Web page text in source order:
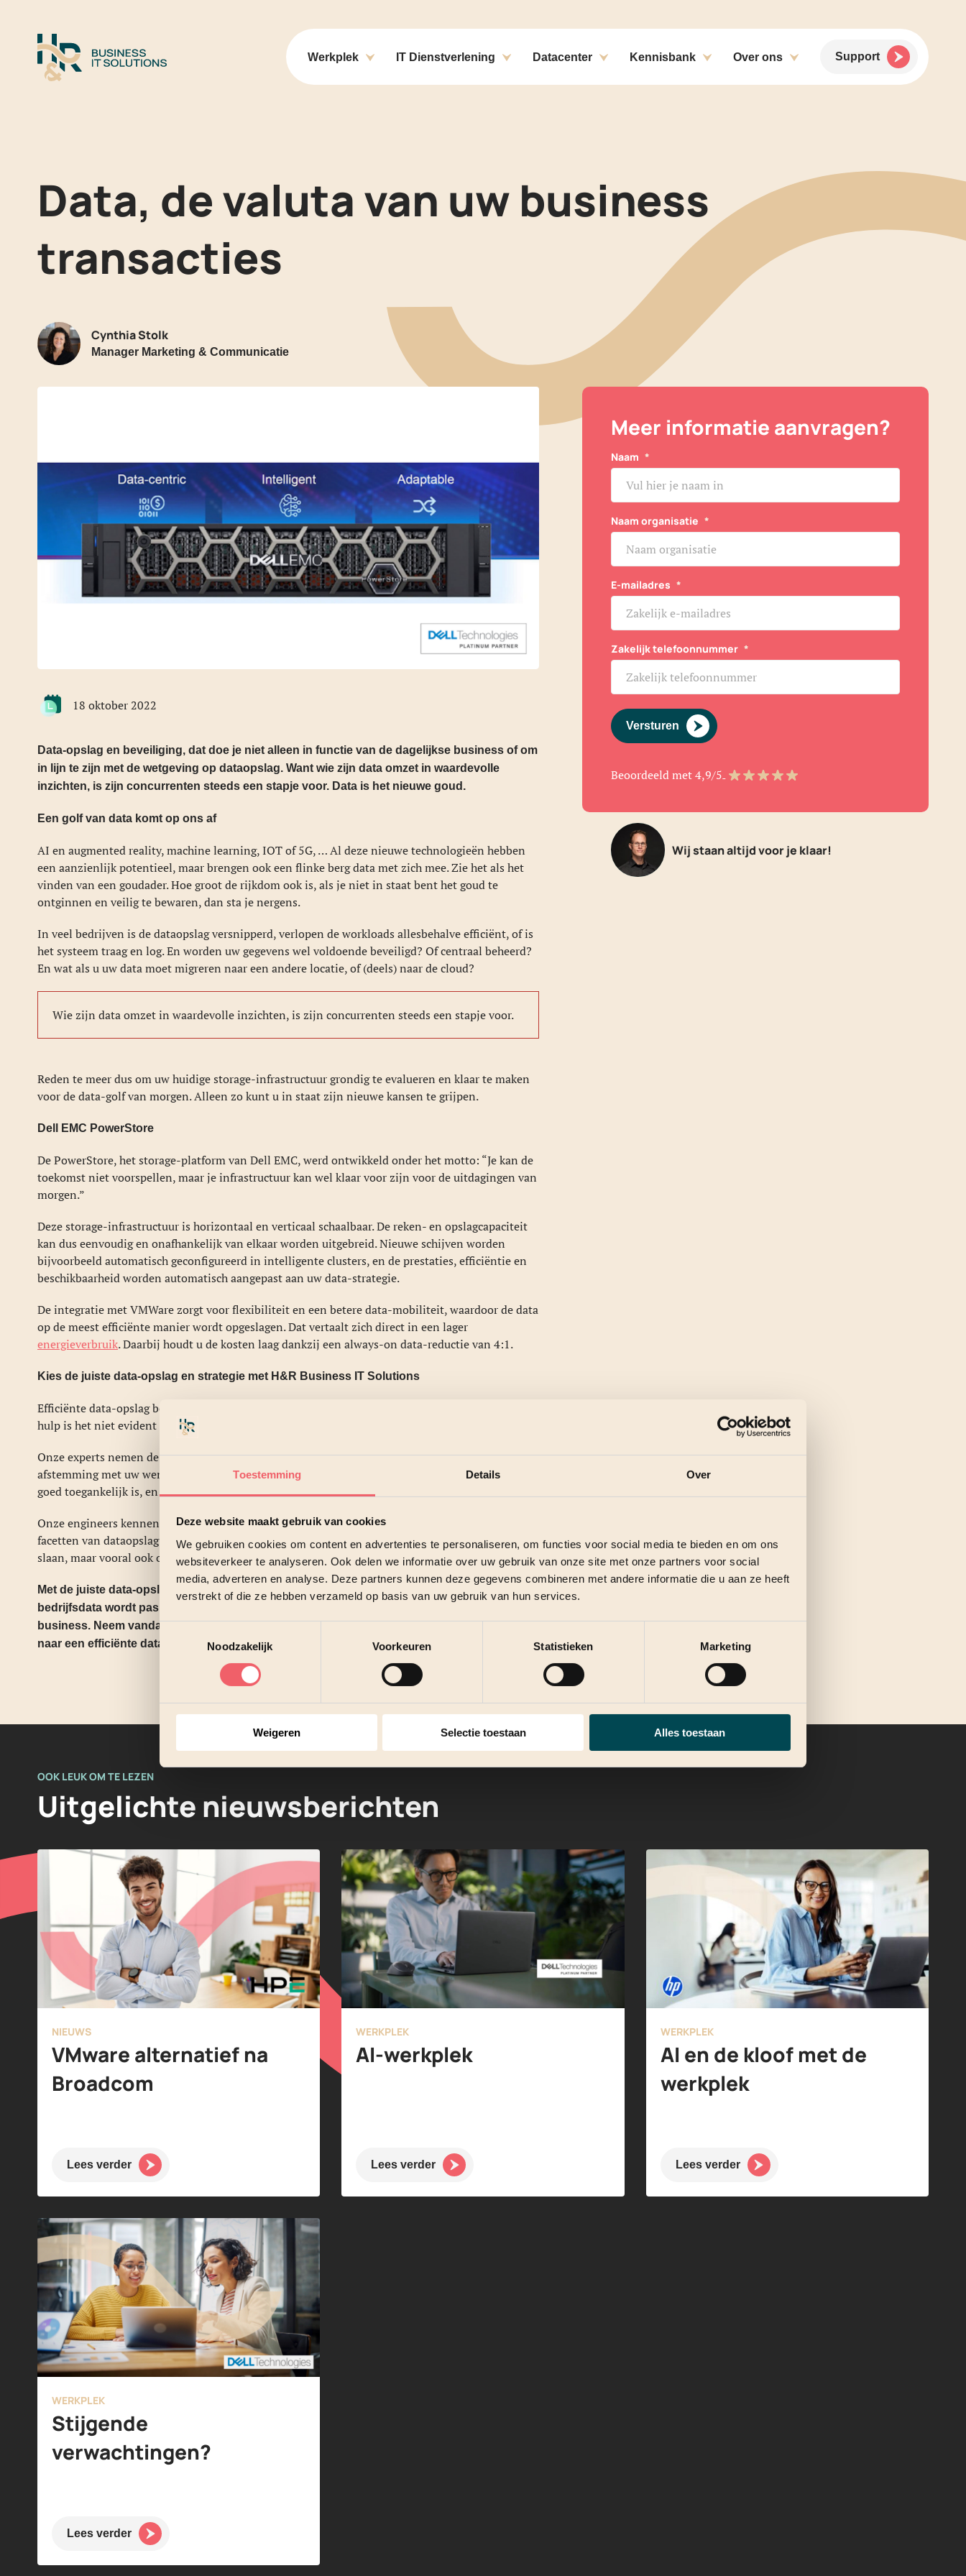
Toestemming Details Over
Deze website maakt gebruik van cookies
We gebruiken cookies om content en advertenties te personaliseren, om functies voor social media te bieden en om ons
websiteverkeer te analyseren. Ook delen we informatie over uw gebruik van onze site met onze partners voor social
media, adverteren en analyse. Deze partners kunnen deze gegevens combineren met andere informatie die u aan ze heeft
verstrekt of die ze hebben verzameld op basis van uw gebruik van hun services.
Toestemmingsselectie
Noodzakelijk
Voorkeuren Statistieken Marketing
Weigeren Selectie toestaan Alles toestaan
Logo H&R Business IT Solutions
Werkplek IT Dienstverlening Datacenter Kennisbank Over ons Support
Data, de valuta van uw business
transacties
Cynthia Stolk
Manager Marketing & Communicatie
18 oktober 2022
Data-opslag en beveiliging, dat doe je niet alleen in functie van de dagelijkse business of om
in lijn te zijn met de wetgeving op dataopslag. Want wie zijn data omzet in waardevolle
inzichten, is zijn concurrenten steeds een stapje voor. Data is het nieuwe goud.
Een golf van data komt op ons af
AI en augmented reality, machine learning, IOT of 5G, … Al deze nieuwe technologieën hebben
een aanzienlijk potentieel, maar brengen ook een flinke berg data met zich mee. Zie het als het
vinden van een goudader. Hoe groot de rijkdom ook is, als je niet in staat bent het goud te
ontginnen en veilig te bewaren, dan sta je nergens.
In veel bedrijven is de dataopslag versnipperd, verlopen de workloads allesbehalve efficiënt, of is
het systeem traag en log. En worden uw gegevens wel voldoende beveiligd? Of centraal beheerd?
En wat als u uw data moet migreren naar een andere locatie, of (deels) naar de cloud?
Wie zijn data omzet in waardevolle inzichten, is zijn concurrenten steeds een stapje voor.
Reden te meer dus om uw huidige storage-infrastructuur grondig te evalueren en klaar te maken
voor de data-golf van morgen. Alleen zo kunt u in staat zijn nieuwe kansen te grijpen.
Dell EMC PowerStore
De PowerStore, het storage-platform van Dell EMC, werd ontwikkeld onder het motto: “Je kan de
toekomst niet voorspellen, maar je infrastructuur kan wel klaar voor zijn voor de uitdagingen van
morgen.”
Deze storage-infrastructuur is horizontaal en verticaal schaalbaar. De reken- en opslagcapaciteit
kan dus eenvoudig en onafhankelijk van elkaar worden uitgebreid. Nieuwe schijven worden
bijvoorbeeld automatisch geconfigureerd in intelligente clusters, en de prestaties, efficiëntie en
beschikbaarheid worden automatisch aangepast aan uw data-strategie.
De integratie met VMWare zorgt voor flexibiliteit en een betere data-mobiliteit, waardoor de data
op de meest efficiënte manier wordt opgeslagen. Dat vertaalt zich direct in een lager
energieverbruik. Daarbij houdt u de kosten laag dankzij een always-on data-reductie van 4:1.
Kies de juiste data-opslag en strategie met H&R Business IT Solutions
Efficiënte data-opslag begint bij de juiste storage-strategie en architectuur. Maar zonder externe
hulp is het niet evident de beste keuzes te maken. H&R begeleidt u bij dit traject.
Onze experts nemen de implementatie en het verdere onderhoud voor hun rekening. In nauwe
afstemming met uw wensen. We zorgen dat uw data
en efficiënt wordt opgeslagen, dat ze
goed toegankelijk is, en dat de workloads efficiënt verlopen.
Onze engineers kennen de mogelijkheden en best practices, en zijn dagelijks bezig met alle
facetten van dataopslag. Zij helpen u de bedrijfsdata op een veilige en logische manier op te
slaan, maar vooral ook om deze om te zetten in kennis en inzicht.
Met de juiste data-opslag en strategie bent u klaar voor de data-golf van morgen. Want uw
bedrijfsdata wordt pas echt waardevol wanneer u er slimme inzichten uithaalt over uw
business. Neem vandaag nogcontactop met onze experts. Samen zetten we de eerste stap
naar een efficiënte data-strategie en halen we meerwaarde uit uw bedrijfsdata.
Meer informatie aanvragen?
Naam *
Naam organisatie *
E-mailadres *
Zakelijk telefoonnummer *
Versturen
Beoordeeld met 4,9/5
Wij staan altijd voor je klaar!
OOK LEUK OM TE LEZEN
Uitgelichte nieuwsberichten
NIEUWS
VMware alternatief na
Broadcom
Lees verder
WERKPLEK
AI-werkplek
Lees verder
WERKPLEK
AI en de kloof met de
werkplek
Lees verder
WERKPLEK
Stijgende
verwachtingen?
Lees verder